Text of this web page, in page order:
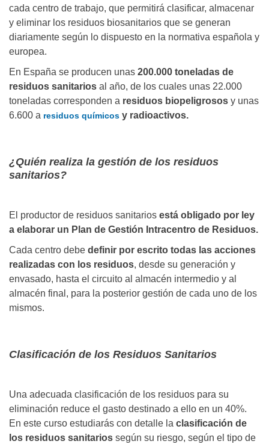
cada centro de trabajo, que permitirá clasificar, almacenar
y eliminar los residuos biosanitarios que se generan
diariamente según lo dispuesto en la normativa española y
europea.
En España se producen unas 200.000 toneladas de
residuos sanitarios al año, de los cuales unas 22.000
toneladas corresponden a residuos biopeligrosos y unas
6.600 a residuos químicos y radioactivos.
¿Quién realiza la gestión de los residuos
sanitarios?
El productor de residuos sanitarios está obligado por ley
a elaborar un Plan de Gestión Intracentro de Residuos.
Cada centro debe definir por escrito todas las acciones
realizadas con los residuos, desde su generación y
envasado, hasta el circuito al almacén intermedio y al
almacén final, para la posterior gestión de cada uno de los
mismos.
Clasificación de los Residuos Sanitarios
Una adecuada clasificación de los residuos para su
eliminación reduce el gasto destinado a ello en un 40%.
En este curso estudiarás con detalle la clasificación de
los residuos sanitarios según su riesgo, según el tipo de